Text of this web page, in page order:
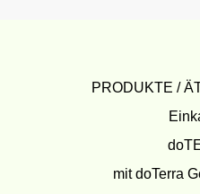
PRODUKTE /
mit doTerra